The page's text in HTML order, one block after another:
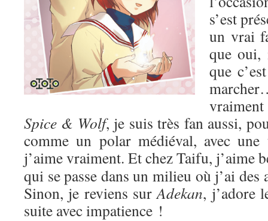
s’est
un vrai
que
que
Spice & Wolf, je suis très fan aussi,
comme un polar médiéval, avec une
j’aime vraiment. Et chez Taifu, j’aime
qui se passe dans un milieu où j’ai
Sinon, je reviens surAdekan, j’adore
suite avec impatience !